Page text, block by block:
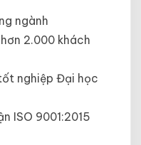
ngành
2.000 khách
nghiệp Đại học
ISO 9001:2015